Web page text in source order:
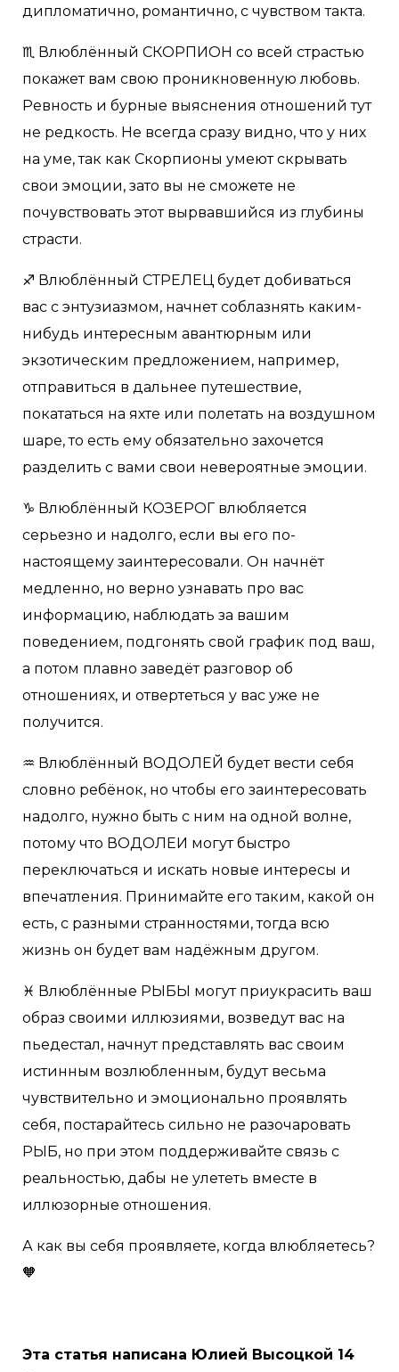
дипломатично, романтично, с чувством такта.
♏️ Влюблённый СКОРПИОН со всей страстью
покажет вам свою проникновенную любовь.
Ревность и бурные выяснения отношений тут
не редкость. Не всегда сразу видно, что у них
на уме, так как Скорпионы умеют скрывать
свои эмоции, зато вы не сможете не
почувствовать этот вырвавшийся из глубины
страсти.
♐️ Влюблённый СТРЕЛЕЦ будет добиваться
вас с энтузиазмом, начнет соблазнять каким-
нибудь интересным авантюрным или
экзотическим предложением, например,
отправиться в дальнее путешествие,
покататься на яхте или полетать на воздушном
шаре, то есть ему обязательно захочется
разделить с вами свои невероятные эмоции.
♑️ Влюблённый КОЗЕРОГ влюбляется
серьезно и надолго, если вы его по-
настоящему заинтересовали. Он начнёт
медленно, но верно узнавать про вас
информацию, наблюдать за вашим
поведением, подгонять свой график под ваш,
а потом плавно заведёт разговор об
отношениях, и отвертеться у вас уже не
получится.
♒️ Влюблённый ВОДОЛЕЙ будет вести себя
словно ребёнок, но чтобы его заинтересовать
надолго, нужно быть с ним на одной волне,
потому что ВОДОЛЕИ могут быстро
переключаться и искать новые интересы и
впечатления. Принимайте его таким, какой он
есть, с разными странностями, тогда всю
жизнь он будет вам надёжным другом.
♓️ Влюблённые РЫБЫ могут приукрасить ваш
образ своими иллюзиями, возведут вас на
пьедестал, начнут представлять вас своим
истинным возлюбленным, будут весьма
чувствительно и эмоционально проявлять
себя, постарайтесь сильно не разочаровать
РЫБ, но при этом поддерживайте связь с
реальностью, дабы не улететь вместе в
иллюзорные отношения.
А как вы себя проявляете, когда влюбляетесь?
🧡
Эта статья написана Юлией Высоцкой 14